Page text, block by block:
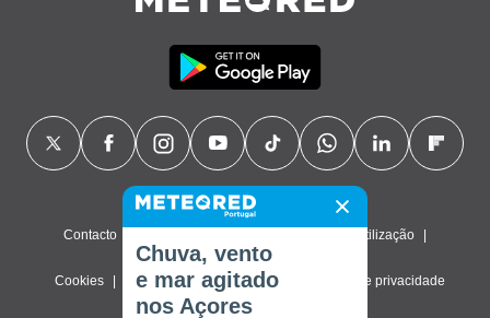
Contacto Termos de utilização
Cookies Política de privacidade Definições de privacidade
Chuva, vento
e mar agitado
nos Açores